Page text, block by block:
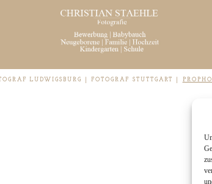
LUDWIGSBURG | FOTOGRAF STUTTGART